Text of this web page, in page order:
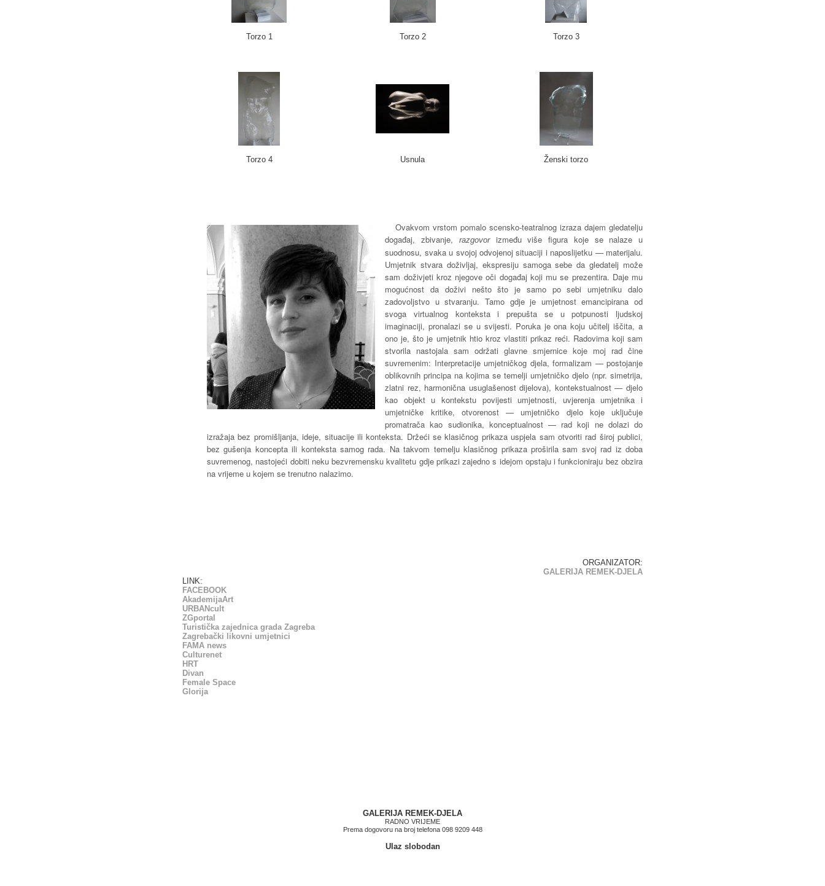
Torzo 1 Torzo 2 Torzo 3
Torzo 4 Usnula Ženski torzo
Ovakvom vrstom pomalo scensko-teatralnog izraza dajem gledatelju
događaj, zbivanje,
razgovorizmeđu više figura koje se nalaze u
suodnosu, svaka u svojoj odvojenoj situaciji i naposlijetku — materijalu.
Umjetnik stvara doživljaj, ekspresiju samoga sebe da gledatelj može
sam doživjeti kroz njegove oči događaj koji mu se prezentira. Daje mu
mogućnost da doživi nešto što je samo po sebi umjetniku dalo
zadovoljstvo u stvaranju. Tamo gdje je umjetnost emancipirana od
svoga virtualnog konteksta i prepušta se u potpunosti ljudskoj
imaginaciji, pronalazi se u svijesti. Poruka je ona koju učitelj iščita, a
ono je, što je umjetnik htio kroz vlastiti prikaz reći. Radovima koji sam
stvorila nastojala sam održati glavne smjernice koje moj rad čine
suvremenim: Interpretacije umjetničkog djela, formalizam — postojanje
oblikovnih principa na kojima se temelji umjetničko djelo (npr. simetrija,
zlatni rez, harmonična usuglašenost dijelova), kontekstualnost — djelo
kao objekt u kontekstu povijesti umjetnosti, uvjerenja umjetnika i
umjetničke kritike, otvorenost — umjetničko djelo koje uključuje
promatrača kao sudionika, konceptualnost — rad koji ne dolazi do
izražaja bez promišljanja, ideje, situacije ili konteksta. Držeći se klasičnog prikaza uspjela sam otvoriti rad široj publici,
bez gušenja koncepta ili konteksta samog rada. Na takvom temelju klasičnog prikaza proširila sam svoj rad iz doba
suvremenog, nastojeći dobiti neku bezvremensku kvalitetu gdje prikazi zajedno s idejom opstaju i funkcioniraju bez obzira
na vrijeme u kojem se trenutno nalazimo.
ORGANIZATOR:
GALERIJA REMEK-DJELA
LINK:
FACEBOOK
AkademijaArt
URBANcult
ZGportal
Turistička zajednica grada Zagreba
Zagrebački likovni umjetnici
FAMA news
Culturenet
HRT
Divan
Female Space
Glorija
GALERIJA REMEK-DJELA
RADNO VRIJEME
Prema dogovoru na broj telefona 098 9209 448
Ulaz slobodan